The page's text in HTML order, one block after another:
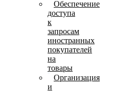
Обеспечение
доступа
к
запросам
иностранных
покупателей
на
товары
Организация
и